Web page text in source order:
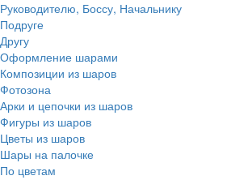
Руководителю, Боссу, Начальнику
Подруге
Другу
Оформление шарами
Композиции из шаров
Фотозона
Арки и цепочки из шаров
Фигуры из шаров
Цветы из шаров
Шары на палочке
По цветам